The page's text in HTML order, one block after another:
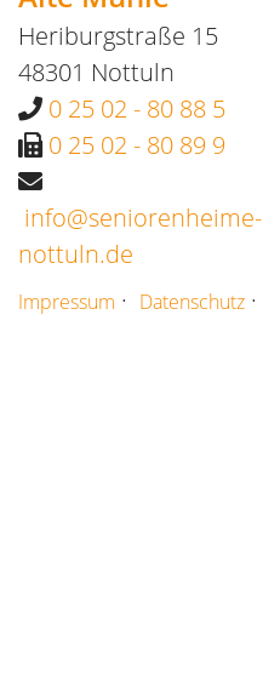
Heriburgstraße 15
48301 Nottuln
0 25 02 - 80 88 5
0 25 02 - 80 89 9
info@seniorenheime-
nottuln.de
Impressum · Datenschutz ·